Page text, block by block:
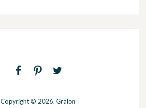
Copyright © 2026. Gralon